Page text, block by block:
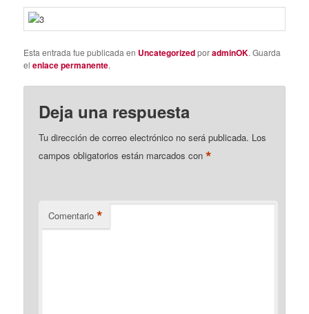
Esta entrada fue publicada en UncategorizedporadminOK. Guarda
elenlace permanente.
Deja una respuesta
Tu dirección de correo electrónico no será publicada. Los
campos obligatorios están marcados con*
Comentario *